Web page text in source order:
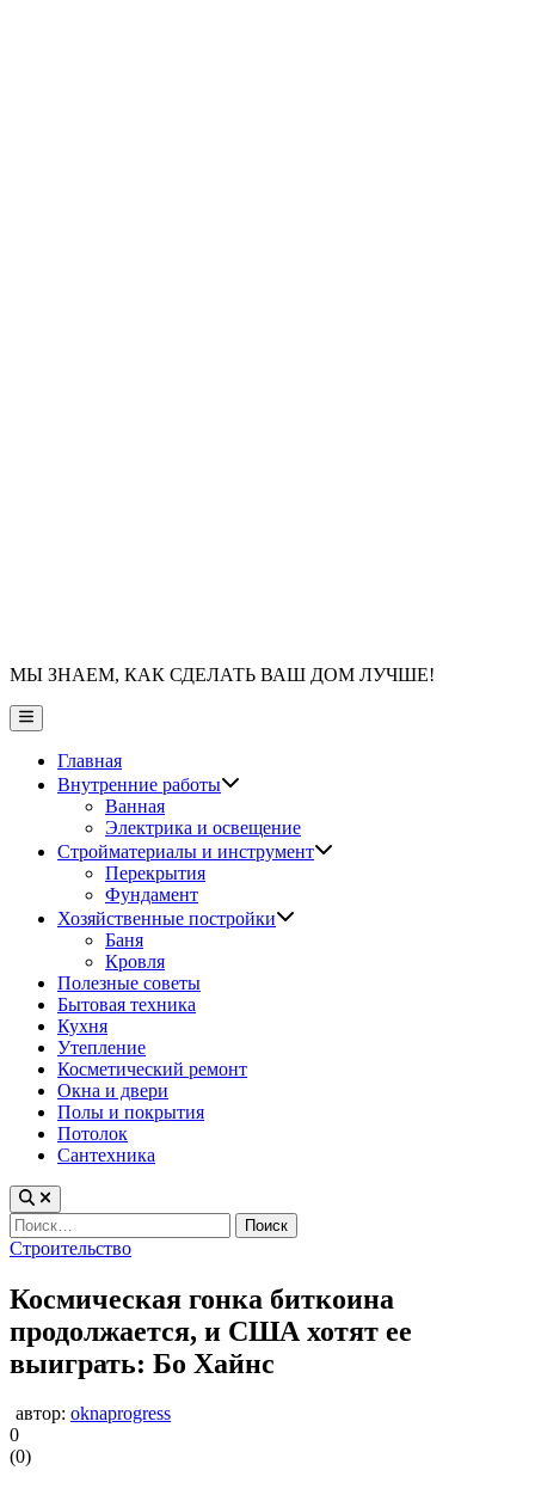
МЫ ЗНАЕМ, КАК СДЕЛАТЬ ВАШ ДОМ ЛУЧШЕ!
Главное
меню
Главная
Внутренние работы
Ванная
Электрика и освещение
Стройматериалы и инструмент
Перекрытия
Фундамент
Хозяйственные постройки
Баня
Кровля
Полезные советы
Бытовая техника
Кухня
Утепление
Косметический ремонт
Окна и двери
Полы и покрытия
Потолок
Сантехника
Найти:
Опубликовано
Строительство
Космическая гонка биткоина
продолжается, и США хотят ее
выиграть: Бо Хайнс
автор: oknaprogress
0
(0)